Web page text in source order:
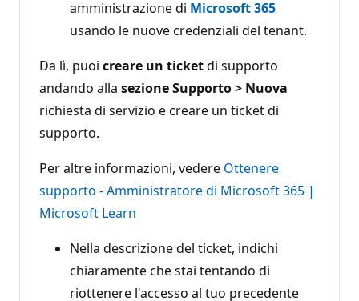
amministrazione di Microsoft 365
usando le nuove credenziali del tenant.
Da lì, puoi creare un ticketdi supporto
andando alla sezione Supporto > Nuova
richiesta di servizio e creare un ticket di
supporto.
Per altre informazioni, vedere Ottenere
supporto - Amministratore di Microsoft 365 |
Microsoft Learn
Nella descrizione del ticket, indichi
chiaramente che stai tentando di
riottenere l'accesso al tuo precedente